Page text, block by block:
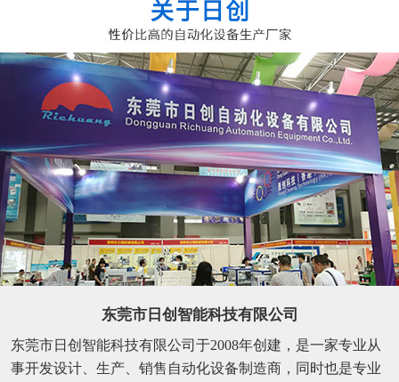
东莞市日创智能科技有限公司
东莞市日创智能科技有限公司于2008年创建，是一家专业从
事开发设计、生产、销售自动化设备制造商，同时也是专业